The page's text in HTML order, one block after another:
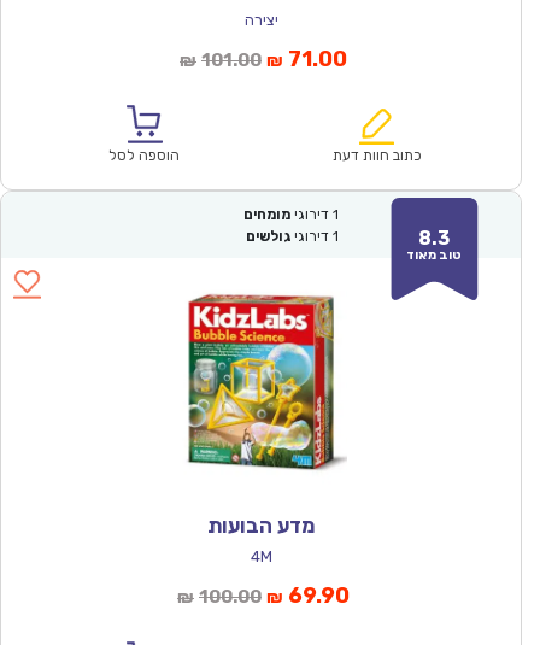
יצירה
₪ 101.00המחיר
₪101.00.
₪ 71.00המחיר
הוא:
כתוב חוות דעת הוספה לסל
8.3
טוב מאוד
1 דירוגי מומחים
1 דירוגי גולשים
מדע הבועות
4M
₪ 100.00המחיר
₪ 69.90המחיר